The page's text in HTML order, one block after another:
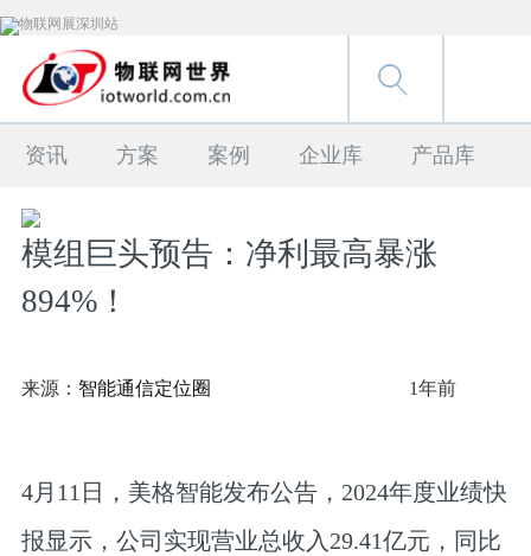
资讯 方案 案例 企业库 产品库
模组巨头预告：净利最高暴涨
894%！
来源： 智能通信定位圈 1年前
4月11日，美格智能发布公告，2024年度业绩快
报显示，公司实现营业总收入29.41亿元，同比